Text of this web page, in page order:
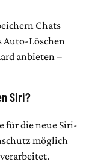
Chats
Auto-Löschen
anbieten –
Siri?
für die neue Siri-
möglich